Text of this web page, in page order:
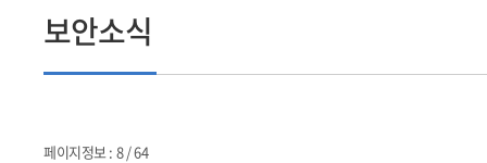
보안소식
페이지정보 : 8 / 64